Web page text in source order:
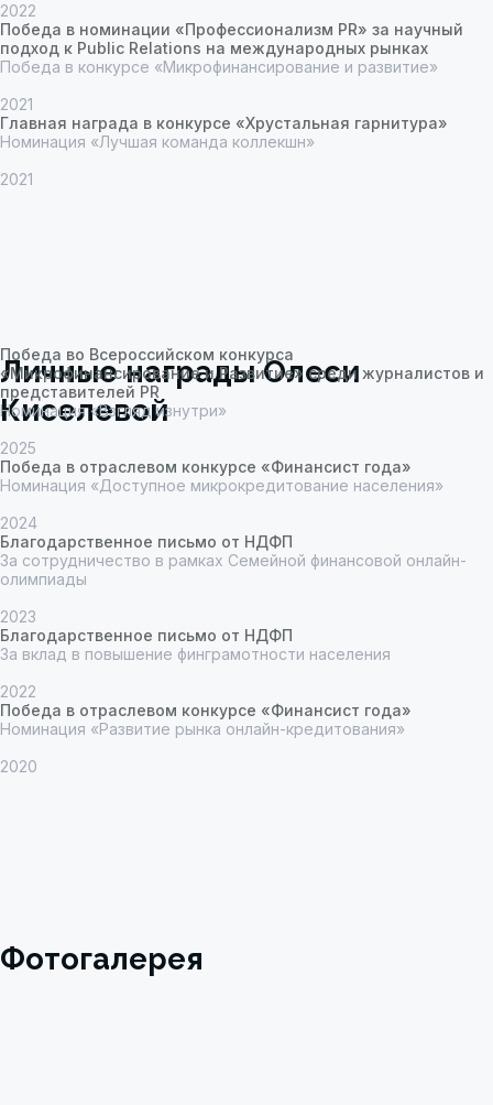
2022
Победа в номинации «Профессионализм PR» за научный
подход к Public Relations на международных рынках
Победа в конкурсе «Микрофинансирование и развитие»
2021
Главная награда в конкурсе «Хрустальная гарнитура»
Номинация «Лучшая команда коллекшн»
2021
Победа во Всероссийском конкурса
«Микрофинансирование и Развитие» среди журналистов и
представителей PR
Номинация «Взгляд изнутри»
2025
Победа в отраслевом конкурсе «Финансист года»
Номинация «Доступное микрокредитование населения»
2024
Благодарственное письмо от НДФП
За сотрудничество в рамках Семейной финансовой онлайн-
олимпиады
2023
Благодарственное письмо от НДФП
За вклад в повышение финграмотности населения
2022
Победа в отраслевом конкурсе «Финансист года»
Номинация «Развитие рынка онлайн-кредитования»
2020